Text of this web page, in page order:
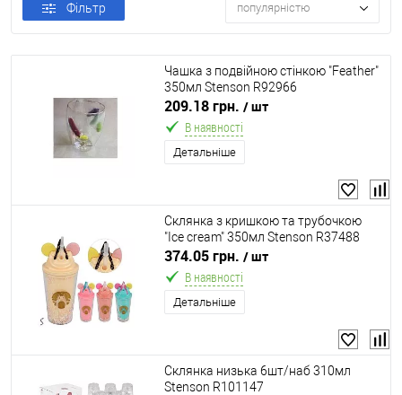
Фільтр популярністю
Чашка з подвійною стінкою "Feather"
350мл Stenson R92966
209.18 грн. / шт
В наявності
Детальніше
Склянка з кришкою та трубочкою
"Ice cream" 350мл Stenson R37488
374.05 грн. / шт
В наявності
Детальніше
Склянка низька 6шт/наб 310мл
Stenson R101147